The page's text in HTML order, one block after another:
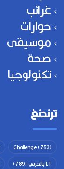
غرائب
حوارات
موسيقى
صحة
تكنولوجيا
ترندنغ
Challenge(753)
ET بالعربي
(789)